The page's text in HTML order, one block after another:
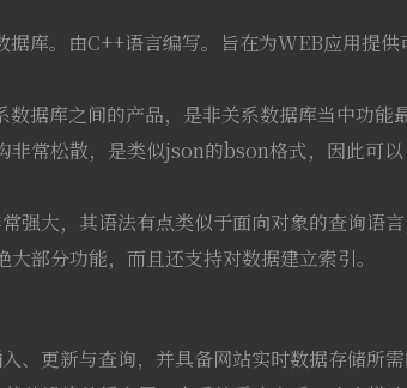
据库。由C++语言编写。旨在为WEB应用提供
据库之间的产品，是非关系数据库当中功能
非常松散，是类似json的bson格式，因此可以
大，其语法有点类似于面向对象的查询语言
部分功能，而且还支持对数据建立索引。
、更新与查询，并具备网站实时数据存储所需